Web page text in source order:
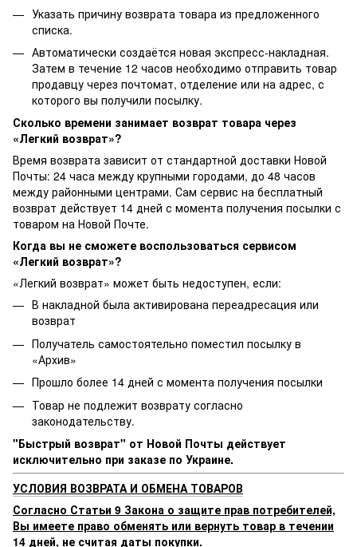
Указать причину возврата товара из предложенного
списка.
Автоматически создаётся новая экспресс-накладная.
Затем в течение 12 часов необходимо отправить товар
продавцу через почтомат, отделение или на адрес, с
которого вы получили посылку.
Сколько времени занимает возврат товара через
«Легкий возврат»?
Время возврата зависит от стандартной доставки Новой
Почты: 24 часа между крупными городами, до 48 часов
между районными центрами. Сам сервис на бесплатный
возврат действует 14 дней с момента получения посылки с
товаром на Новой Почте.
Когда вы не сможете воспользоваться сервисом
«Легкий возврат»?
«Легкий возврат» может быть недоступен, если:
В накладной была активирована переадресация или
возврат
Получатель самостоятельно поместил посылку в
«Архив»
Прошло более 14 дней с момента получения посылки
Товар не подлежит возврату согласно
законодательству.
"Быстрый возврат" от Новой Почты действует
исключительно при заказе по Украине.
УСЛОВИЯ ВОЗВРАТА И ОБМЕНА ТОВАРОВ
Согласно Статьи 9 Закона о защите прав потребителей,
Вы имеете право обменять или вернуть товар в течении
14 дней, не считая даты покупки.